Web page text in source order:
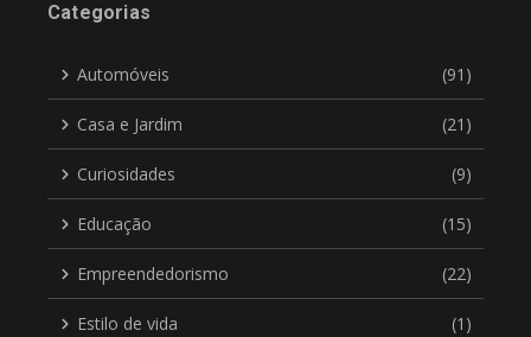
Categorias
Automóveis (91)
Casa e Jardim (21)
Curiosidades (9)
Educação (15)
Empreendedorismo (22)
Estilo de vida (1)